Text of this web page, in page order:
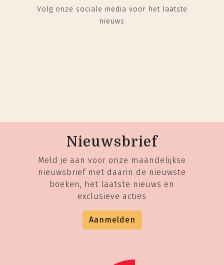
Volg onze sociale media voor het laatste
nieuws
Nieuwsbrief
Meld je aan voor onze maandelijkse
nieuwsbrief met daarin de nieuwste
boeken, het laatste nieuws en
exclusieve acties
Aanmelden